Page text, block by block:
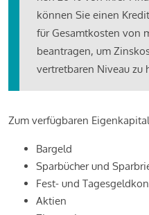
können Sie einen
für Gesamtkosten von
beantragen, um
vertretbaren Niveau zu
Zum verfügbaren
Bargeld
Sparbücher und
Fest- und
Aktien